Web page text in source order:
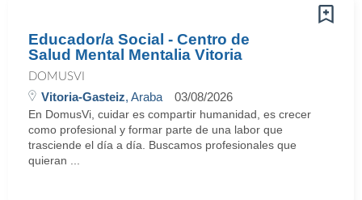
Educador/a Social - Centro de
Salud Mental Mentalia Vitoria
DOMUSVI
Vitoria-Gasteiz, Araba 03/08/2026
En DomusVi, cuidar es compartir humanidad, es crecer
como profesional y formar parte de una labor que
trasciende el día a día. Buscamos profesionales que
quieran ...